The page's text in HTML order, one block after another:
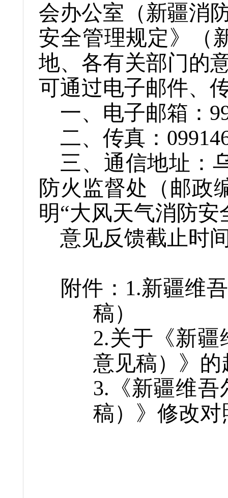
会办公室（新疆消
安全管理规定》（
地、 各有关部门的
可通过电子邮件、
一、 电子邮箱：
二、 传真：
三、 通信地址：
防火监督处（邮政
明“大风天气消防安
意见反馈截止时
附件： 1.新疆维
稿）
2.关于《新疆
意见稿） 》的
3. 《新疆维吾
稿） 》修改对